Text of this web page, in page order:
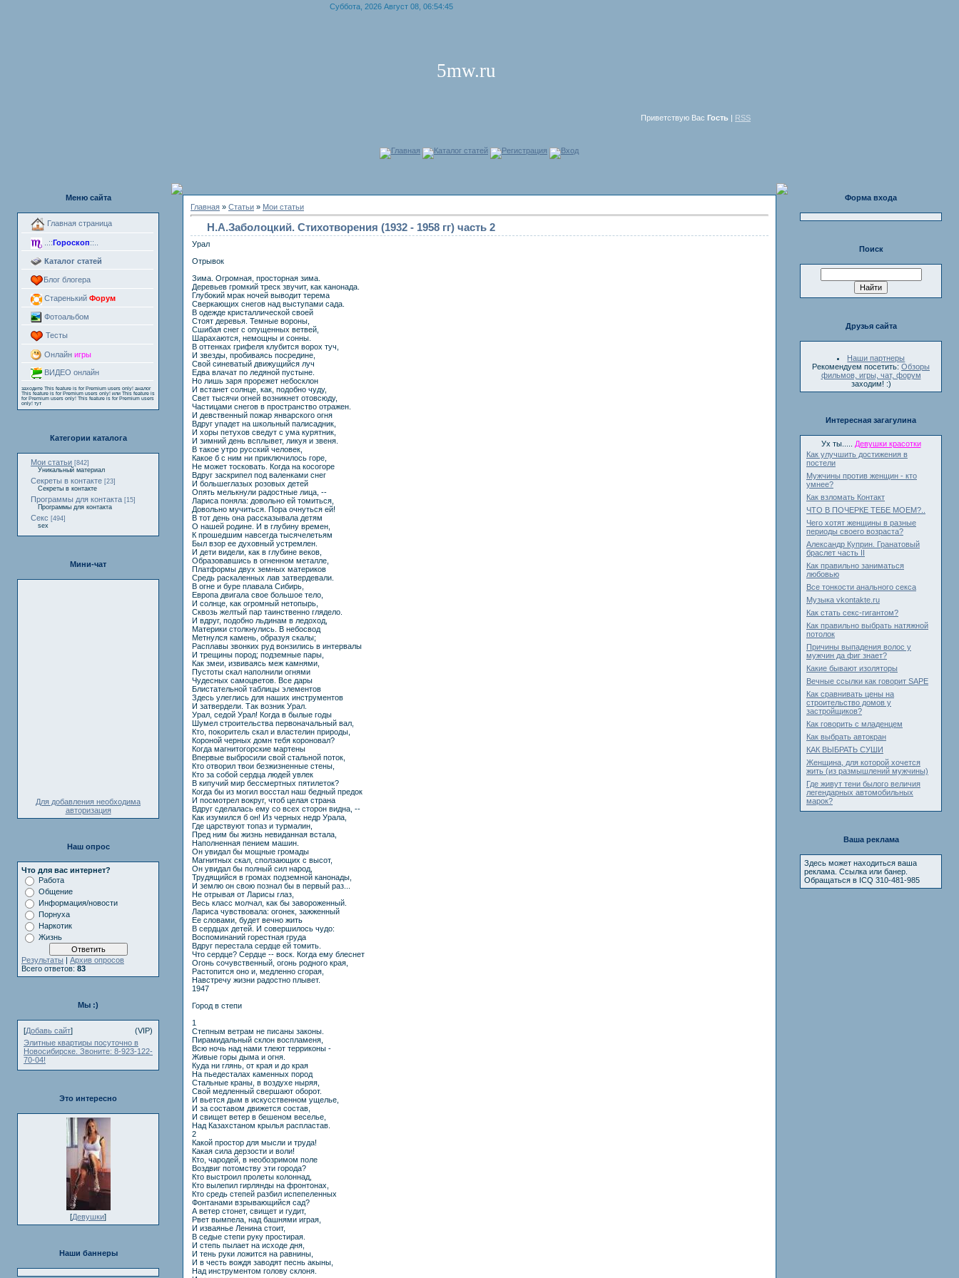
Суббота, 2026 Август 08, 06:54:45
5mw.ru
Приветствую Вас Гость | RSS
Главная Каталог статей Регистрация Вход
Меню сайта
Главная страница
..:: Гороскоп::..
Каталог статей
Блог блогера
Старенький Форум
Фотоальбом
Тесты
Онлайн игры
ВИДЕО онлайн
заходите This feature is for Premium users only! аналог
This feature is for Premium users only! или This feature is
for Premium users only! This feature is for Premium users
only! тут
Категории каталога
Мои статьи [842]
Уникальный материал
Секреты в контакте [23]
Секреты в контакте
Программы для контакта [15]
Программы для контакта
Секс [494]
sex
Мини-чат
Для добавления необходима
авторизация
Наш опрос
Что для вас интернет?
Работа
Общение
Информация/новости
Порнуха
Наркотик
Жизнь
Результаты | Архив опросов
Всего ответов: 83
Мы :)
[Добавь сайт]
(VIP)
Элитные квартиры посуточно в
Новосибирске. Звоните: 8-923-122-
70-04!
Это интересно
[Девушки]
Наши баннеры
Главная » Статьи » Мои статьи
Н.А.Заболоцкий. Стихотворения (1932 - 1958 гг) часть 2
Урал
Отрывок
Зима. Огромная, просторная зима.
Деревьев громкий треск звучит, как канонада.
Глубокий мрак ночей выводит терема
Сверкающих снегов над выступами сада.
В одежде кристаллической своей
Стоят деревья. Темные вороны,
Сшибая снег с опущенных ветвей,
Шарахаются, немощны и сонны.
В оттенках грифеля клубится ворох туч,
И звезды, пробиваясь посредине,
Свой синеватый движущийся луч
Едва влачат по ледяной пустыне.
Но лишь заря прорежет небосклон
И встанет солнце, как, подобно чуду,
Свет тысячи огней возникнет отовсюду,
Частицами снегов в пространство отражен.
И девственный пожар январского огня
Вдруг упадет на школьный палисадник,
И хоры петухов сведут с ума курятник,
И зимний день всплывет, ликуя и звеня.
В такое утро русский человек,
Какое б с ним ни приключилось горе,
Не может тосковать. Когда на косогоре
Вдруг заскрипел под валенками снег
И большеглазых розовых детей
Опять мелькнули радостные лица, --
Лариса поняла: довольно ей томиться,
Довольно мучиться. Пора очнуться ей!
В тот день она рассказывала детям
О нашей родине. И в глубину времен,
К прошедшим навсегда тысячелетьям
Был взор ее духовный устремлен.
И дети видели, как в глубине веков,
Образовавшись в огненном металле,
Платформы двух земных материков
Средь раскаленных лав затвердевали.
В огне и буре плавала Сибирь,
Европа двигала свое большое тело,
И солнце, как огромный нетопырь,
Сквозь желтый пар таинственно глядело.
И вдруг, подобно льдинам в ледоход,
Материки столкнулись. В небосвод
Метнулся камень, образуя скалы;
Расплавы звонких руд вонзились в интервалы
И трещины пород; подземные пары,
Как змеи, извиваясь меж камнями,
Пустоты скал наполнили огнями
Чудесных самоцветов. Все дары
Блистательной таблицы элементов
Здесь улеглись для наших инструментов
И затвердели. Так возник Урал.
Урал, седой Урал! Когда в былые годы
Шумел строительства первоначальный вал,
Кто, покоритель скал и властелин природы,
Короной черных домн тебя короновал?
Когда магнитогорские мартены
Впервые выбросили свой стальной поток,
Кто отворил твои безжизненные стены,
Кто за собой сердца людей увлек
В кипучий мир бессмертных пятилеток?
Когда бы из могил восстал наш бедный предок
И посмотрел вокруг, чтоб целая страна
Вдруг сделалась ему со всех сторон видна, --
Как изумился б он! Из черных недр Урала,
Где царствуют топаз и турмалин,
Пред ним бы жизнь невиданная встала,
Наполненная пением машин.
Он увидал бы мощные громады
Магнитных скал, сползающих с высот,
Он увидал бы полный сил народ,
Трудящийся в громах подземной канонады,
И землю он свою познал бы в первый раз...
Не отрывая от Ларисы глаз,
Весь класс молчал, как бы завороженный.
Лариса чувствовала: огонек, зажженный
Ее словами, будет вечно жить
В сердцах детей. И совершилось чудо:
Воспоминаний горестная груда
Вдруг перестала сердце ей томить.
Что сердце? Сердце -- воск. Когда ему блеснет
Огонь сочувственный, огонь родного края,
Растопится оно и, медленно сгорая,
Навстречу жизни радостно плывет.
1947
Город в степи
1
Степным ветрам не писаны законы.
Пирамидальный склон воспламеня,
Всю ночь над нами тлеют терриконы -
Живые горы дыма и огня.
Куда ни глянь, от края и до края
На пьедесталах каменных пород
Стальные краны, в воздухе ныряя,
Свой медленный свершают оборот.
И вьется дым в искусственном ущелье,
И за составом движется состав,
И свищет ветер в бешеном веселье,
Над Казахстаном крылья распластав.
2
Какой простор для мысли и труда!
Какая сила дерзости и воли!
Кто, чародей, в необозримом поле
Воздвиг потомству эти города?
Кто выстроил пролеты колоннад,
Кто вылепил гирлянды на фронтонах,
Кто средь степей разбил испепеленных
Фонтанами взрывающийся сад?
А ветер стонет, свищет и гудит,
Рвет вымпела, над башнями играя,
И изваянье Ленина стоит,
В седые степи руку простирая.
И степь пылает на исходе дня,
И тень руки ложится на равнины,
И в честь вождя заводят песнь акыны,
Над инструментом голову склоня.
Форма входа
Поиск
Друзья сайта
Наши партнеры
Рекомендуем посетить: Обзоры
фильмов, игры, чат, форум
заходим! :)
Интересная загагулина
Ух ты.....
Девушки красотки
Как улучшить достижения в
постели
Мужчины против женщин - кто
умнее?
Как взломать Контакт
ЧТО В ПОЧЕРКЕ ТЕБЕ МОЕМ?..
Чего хотят женщины в разные
периоды своего возраста?
Александр Куприн. Гранатовый
браслет часть II
Как правильно заниматься
любовью
Все тонкости анального секса
Музыка vkontakte.ru
Как стать секс-гигантом?
Как правильно выбрать натяжной
потолок
Причины выпадения волос у
мужчин да фиг знает?
Какие бывают изоляторы
Вечные ссылки как говорит SAPE
Как сравнивать цены на
строительство домов у
застройщиков?
Как говорить с младенцем
Как выбрать автокран
КАК ВЫБРАТЬ СУШИ
Женщина, для которой хочется
жить (из размышлений мужчины)
Где живут тени былого величия
легендарных автомобильных
марок?
Ваша реклама
Здесь может находиться ваша
реклама. Ссылка или банер.
Обращаться в ICQ 310-481-985